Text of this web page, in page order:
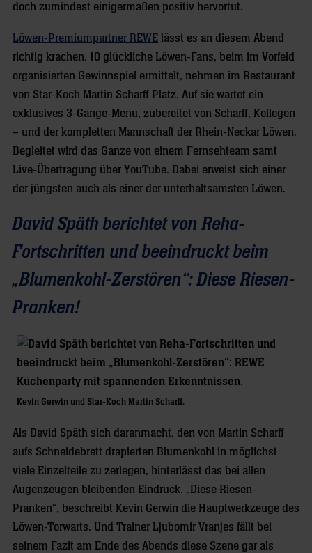
doch zumindest einigermaßen positiv hervortut.
Löwen-Premiumpartner REWE lässt es an diesem Abend
richtig krachen. 10 glückliche Löwen-Fans, beim im Vorfeld
organisierten Gewinnspiel ermittelt, nehmen im Restaurant
von Star-Koch Martin Scharff Platz. Auf sie wartet ein
exklusives 3-Gänge-Menü, zubereitet von Scharff, Kollegen
– und der kompletten Mannschaft der Rhein-Neckar Löwen.
Begleitet wird das Ganze von einem Fernsehteam samt
Live-Übertragung über YouTube. Dabei erweist sich einer
der jüngsten auch als einer der unterhaltsamsten Löwen.
David Späth berichtet von Reha-
Fortschritten und beeindruckt beim
„Blumenkohl-Zerstören“: Diese Riesen-
Pranken!
Kevin Gerwin und Star-Koch Martin Scharff.
Als David Späth sich daranmacht, den von Martin Scharff
aufs Schneidebrett drapierten Blumenkohl in möglichst
viele Einzelteile zu zerlegen, hinterlässt das bei allen
Augenzeugen bleibenden Eindruck. „Diese Riesen-
Pranken“, beschreibt Kevin Gerwin die Hauptwerkzeuge des
Löwen-Torwarts. Und Trainer Ljubomir Vranjes fällt bei
seinem Fazit am Ende des Abends diese Szene gar als